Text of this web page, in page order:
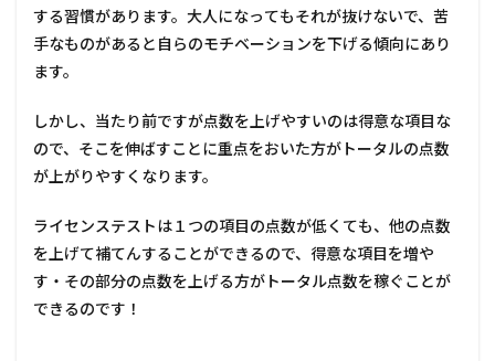
する習慣があります。大人になってもそれが抜けないで、苦
手なものがあると自らのモチベーションを下げる傾向にあり
ます。
しかし、当たり前ですが点数を上げやすいのは得意な項目な
ので、そこを伸ばすことに重点をおいた方がトータルの点数
が上がりやすくなります。
ライセンステストは１つの項目の点数が低くても、他の点数
を上げて補てんすることができるので、得意な項目を増や
す・その部分の点数を上げる方がトータル点数を稼ぐことが
できるのです！